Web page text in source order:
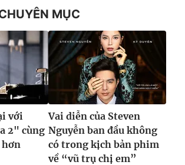
MỤC
với
2" cùng
Vai diễn của Steven
Nguyễn ban đầu không
có trong kịch bản phim
về “vũ trụ chị em”